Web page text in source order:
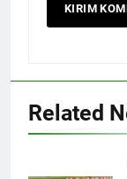
Related